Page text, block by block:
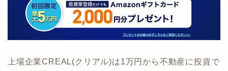
上場企業CREAL(クリアル)は1万円から不動産に投資で